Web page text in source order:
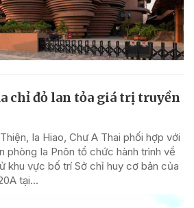
chỉ đỏ lan tỏa giá trị truyền
Ia Hiao, Chư A Thai phối hợp với
phòng Ia Pnôn tổ chức hành trình về
khu vực bố trí Sở chỉ huy cơ bản của
tại...